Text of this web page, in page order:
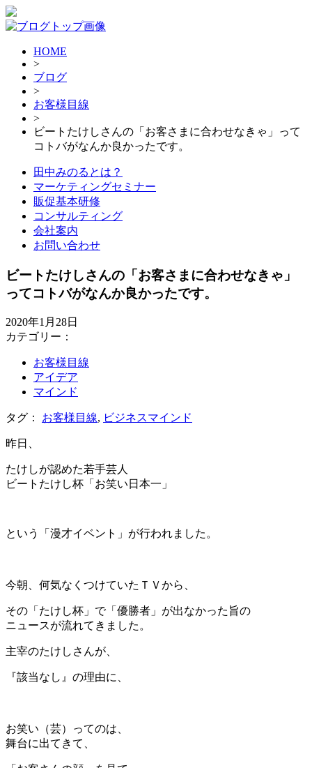
HOME
>
ブログ
>
お客様目線
>
ビートたけしさんの「お客さまに合わせなきゃ」って
コトバがなんか良かったです。
田中みのるとは？
マーケティングセミナー
販促基本研修
コンサルティング
会社案内
お問い合わせ
ビートたけしさんの「お客さまに合わせなきゃ」
ってコトバがなんか良かったです。
2020年1月28日
カテゴリー：
お客様目線
アイデア
マインド
タグ： お客様目線, ビジネスマインド
昨日、
たけしが認めた若手芸人
ビートたけし杯「お笑い日本一」
という「漫才イベント」が行われました。
今朝、何気なくつけていたＴＶから、
その「たけし杯」で「優勝者」が出なかった旨の
ニュースが流れてきました。
主宰のたけしさんが、
『該当なし』の理由に、
お笑い（芸）ってのは、
舞台に出てきて、